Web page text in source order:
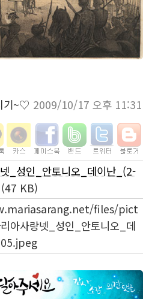
기~♡ 2009/10/17 오후 11:31
_성인_안토니오_데이난_(2-
(47 KB)
files/pict
아사랑넷_성인_안토니오_데